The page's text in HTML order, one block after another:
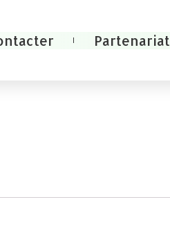
Partenariat